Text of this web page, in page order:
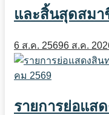
และสิ้นสุดสมา
6 ส.ค. 25696 ส.ค.
รายการย่อแส